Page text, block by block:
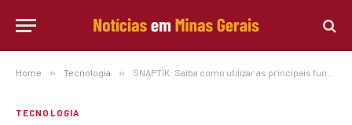
Home » Tecnologia » SNAPTIK: Saiba como utilizar as principais funcionalidades do aplicativo
TECNOLOGIA